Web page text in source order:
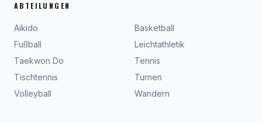
ABTEILUNGEN
Aikido
Basketball
Fußball
Leichtathletik
Taekwon Do
Tennis
Tischtennis
Turnen
Volleyball
Wandern